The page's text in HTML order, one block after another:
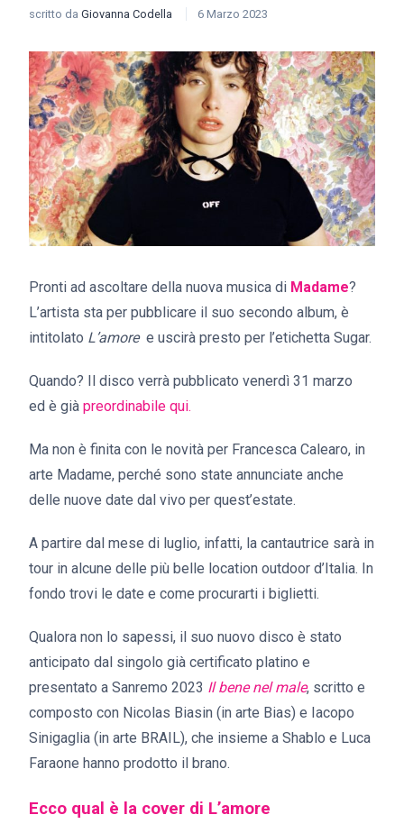
scritto da Giovanna Codella 6 Marzo 2023
Pronti ad ascoltare della nuova musica di Madame?
L’artista sta per pubblicare il suo secondo album, è
intitolato L’amoree uscirà presto per l’etichetta Sugar.
Quando? Il disco verrà pubblicato venerdì 31 marzo
ed è già preordinabile qui.
Ma non è finita con le novità per Francesca Calearo, in
arte Madame, perché sono state annunciate anche
delle nuove date dal vivo per quest’estate.
A partire dal mese di luglio, infatti, la cantautrice sarà in
tour in alcune delle più belle location outdoor d’Italia. In
fondo trovi le date e come procurarti i biglietti.
Qualora non lo sapessi, il suo nuovo disco è stato
anticipato dal singolo già certificato platino e
presentato a Sanremo 2023 Il bene nel male, scritto e
composto con Nicolas Biasin (in arte Bias) e Iacopo
Sinigaglia (in arte BRAIL), che insieme a Shablo e Luca
Faraone hanno prodotto il brano.
Ecco qual è la cover di L’amore